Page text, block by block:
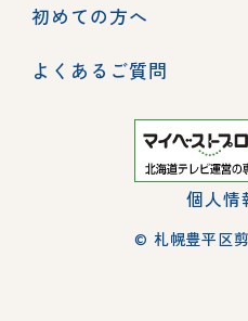
初めての方へ
よくあるご質問
個人情
© 札幌豊平区